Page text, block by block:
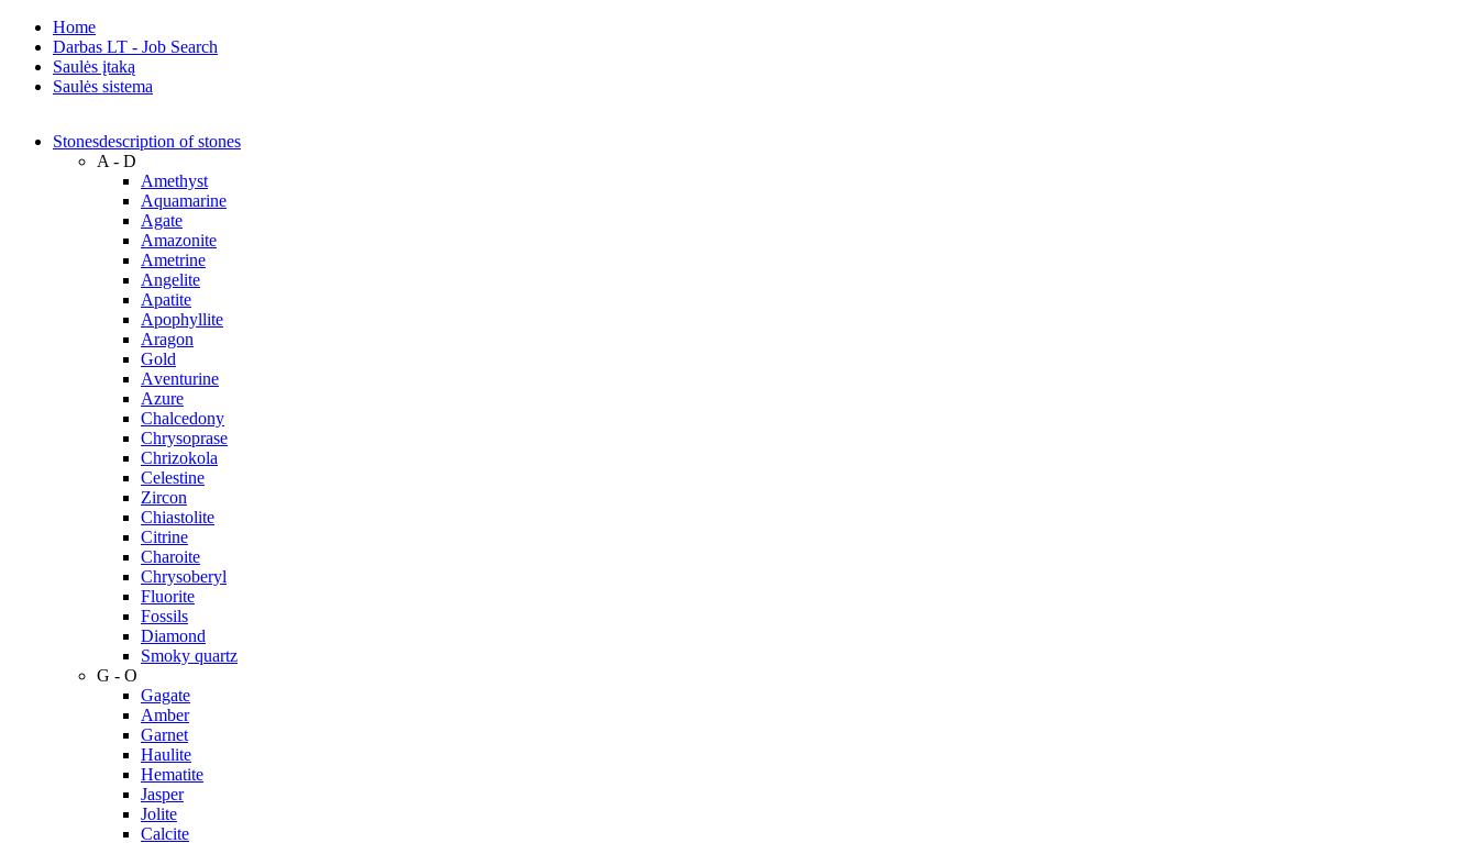
Home
Darbas LT - Job Search
Saulės įtaką
Saulės sistema
Stonesdescription of stones
A - D
Amethyst
Aquamarine
Agate
Amazonite
Ametrine
Angelite
Apatite
Apophyllite
Aragon
Gold
Аventurine
Azure
Chalcedony
Chrysoprase
Chrizokola
Celestine
Zircon
Chiastolite
Citrine
Charoite
Chrysoberyl
Fluorite
Fossils
Diamond
Smoky quartz
G - O
Gagate
Amber
Garnet
Haulite
Hematite
Jasper
Jolite
Calcite